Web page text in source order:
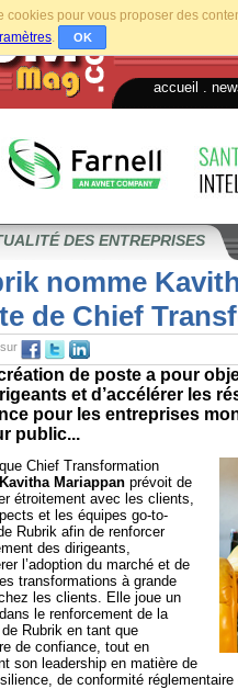
cookies pour vous proposer des
. OK
accueil
DES ENTREPRISES
nomme
de Chief
de poste a pour
et d’accélérer les
pour les entreprises
public...
Chief Transformation
Kavitha Mariappan prévoit de
étroitement avec les clients,
et les équipes go-to-
Rubrik afin de renforcer
des dirigeants,
l’adoption du marché et de
transformations à grande
les clients. Elle joue un
le renforcement de la
Rubrik en tant que
de confiance, tout en
son leadership en matière de
de conformité